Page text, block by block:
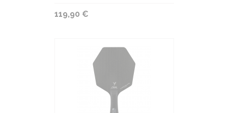
119,90 €